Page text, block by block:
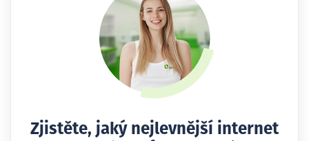
Zjistěte, jaký nejlevnější internet